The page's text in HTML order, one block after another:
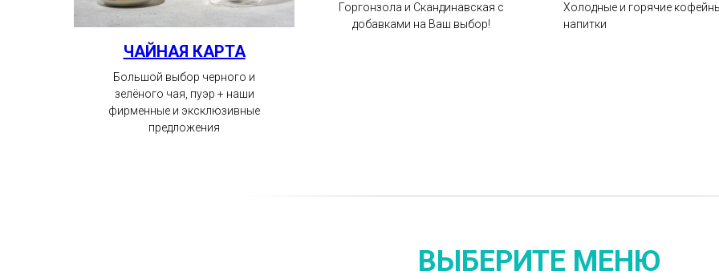
Горгонзола и Скандинавская с
добавками на Ваш выбор!
Холодные и горячие
напитки
ЧАЙНАЯ КАРТА
Большой выбор черного и
зелёного чая, пуэр + наши
фирменные и эксклюзивные
предложения
ВЫБЕРИТЕ МЕНЮ